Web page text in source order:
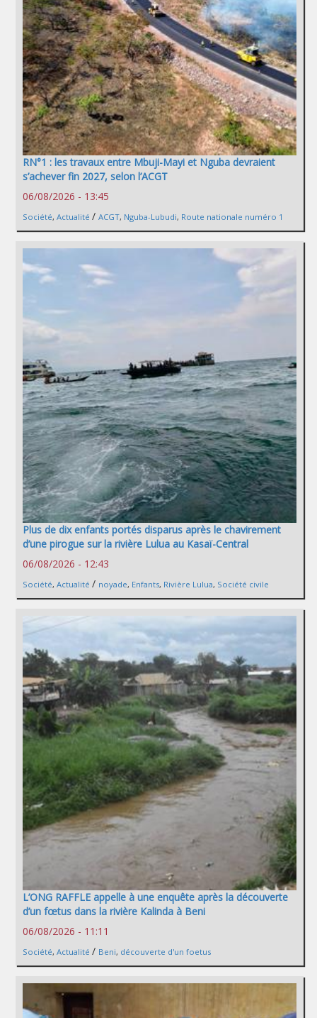
RN°1 : les travaux entre Mbuji-Mayi et Nguba devraient
s’achever fin 2027, selon l’ACGT
06/08/2026 - 13:45
Société, Actualité / ACGT, Nguba-Lubudi, Route nationale numéro 1
Plus de dix enfants portés disparus après le chavirement
d’une pirogue sur la rivière Lulua au Kasaï-Central
06/08/2026 - 12:43
Société, Actualité / noyade, Enfants, Rivière Lulua, Société civile
L’ONG RAFFLE appelle à une enquête après la découverte
d’un fœtus dans la rivière Kalinda à Beni
06/08/2026 - 11:11
Société, Actualité / Beni, découverte d'un foetus